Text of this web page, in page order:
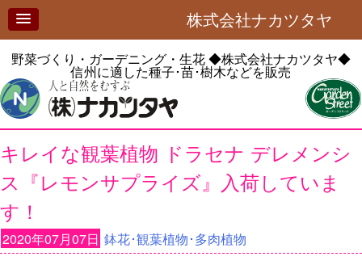
株式会社ナカツタヤ
野菜づくり・ガーデニング・生花◆株式会社ナカツタヤ◆
信州に適した種子･苗･樹木などを販売
キレイな観葉植物 ドラセナ デレメンシ
ス『レモンサプライズ』入荷していま
す！
2020年07月07日 鉢花･観葉植物･多肉植物